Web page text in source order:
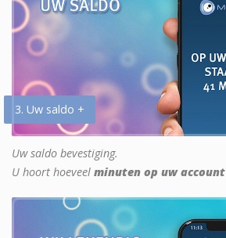
3. Uw saldo +
Uw saldo bevestiging.
U hoort hoeveel minuten op uw account